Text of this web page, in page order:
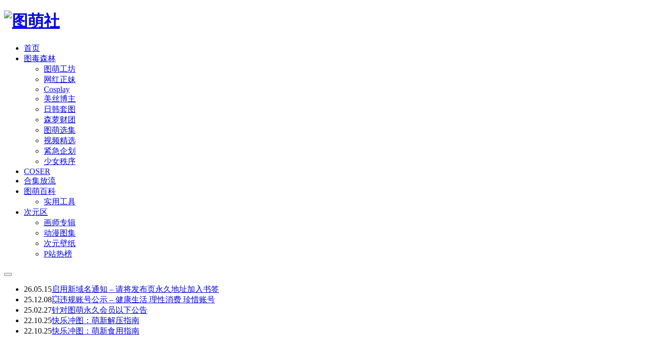
首页
图毒森林
图萌工坊
网红正妹
Cosplay
美丝博主
日韩套图
森萝财团
图萌选集
视频精选
紧急企划
少女秩序
COSER
合集放流
图萌百科
实用工具
次元区
画师专辑
动漫图集
次元壁纸
P站热榜
26.05.15启用新域名通知 – 请将发布页永久地址加入书签
25.12.08💥违规账号公示 – 健康生活 理性消费 珍惜账号
25.02.27针对图萌永久会员以下公告
22.10.25快乐冲图：萌新解压指南
22.10.25快乐冲图：萌新食用指南